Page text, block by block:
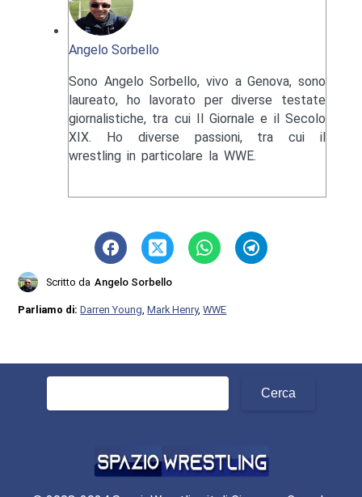
Angelo Sorbello
Sono Angelo Sorbello, vivo a Genova, sono
laureato, ho lavorato per diverse testate
giornalistiche, tra cui Il Giornale e il Secolo
XIX. Ho diverse passioni, tra cui il
wrestling in particolare la WWE.
Scritto da Angelo Sorbello
Parliamo di:Darren Young,Mark Henry,WWE
Ricerca